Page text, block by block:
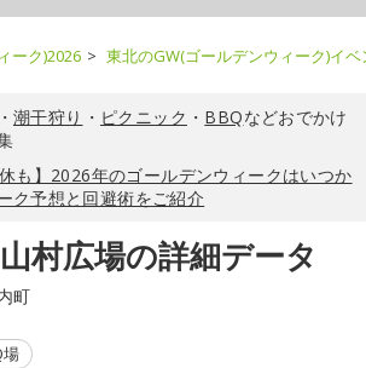
ーク)2026 東北のGW(ゴールデンウィーク)イ
・ 潮干狩り ・ ピクニック ・ BBQなどおでかけ
休も】2026年のゴールデンウィークはいつか
ク予想と回避術をご紹介
村広場の詳細データ
町
場